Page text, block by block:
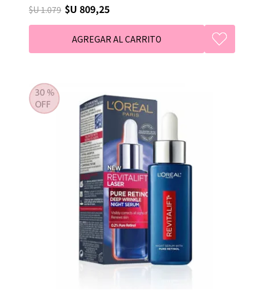
$U 1.079 $U 809,25